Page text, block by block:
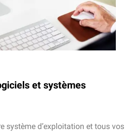
et systèmes
système d’exploitation et tous vos